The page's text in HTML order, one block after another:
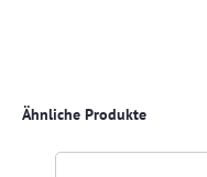
Produktgalerie überspringen
Ähnliche Produkte